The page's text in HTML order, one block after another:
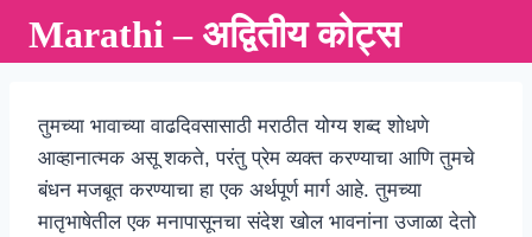
Marathi – अद्वितीय कोट्स
तुमच्या भावाच्या वाढदिवसासाठी मराठीत योग्य शब्द शोधणे
आव्हानात्मक असू शकते, परंतु प्रेम व्यक्त करण्याचा आणि तुमचे
बंधन मजबूत करण्याचा हा एक अर्थपूर्ण मार्ग आहे. तुमच्या
मातृभाषेतील एक मनापासूनचा संदेश खोल भावनांना उजाळा देतो